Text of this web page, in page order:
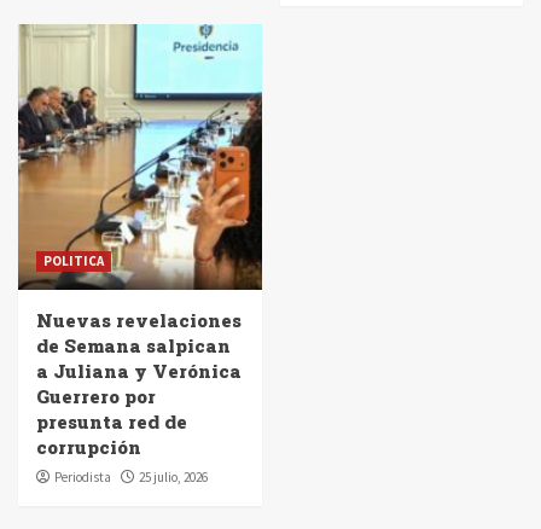
POLITICA
Nuevas revelaciones
de Semana salpican
a Juliana y Verónica
Guerrero por
presunta red de
corrupción
Periodista 25 julio, 2026